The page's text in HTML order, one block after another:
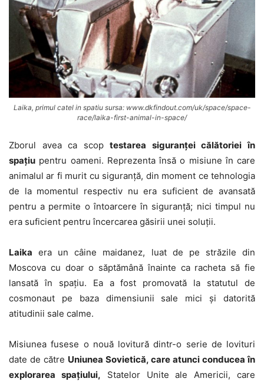
Laika, primul catel in spatiu sursa: www.dkfindout.com/uk/space/space-
race/laika-first-animal-in-space/
Zborul avea ca scoptestarea siguranței călătoriei în
spațiu pentru oameni. Reprezenta însă o misiune în care
animalul ar fi murit cu siguranță, din moment ce tehnologia
de la momentul respectiv nu era suficient de avansată
pentru a permite o întoarcere în siguranță; nici timpul nu
era suficient pentru încercarea găsirii unei soluții.
Laika era un câine maidanez, luat de pe străzile din
Moscova cu doar o săptămână înainte ca racheta să fie
lansată în spațiu. Ea a fost promovată la statutul de
cosmonaut pe baza dimensiunii sale mici și datorită
atitudinii sale calme.
Misiunea fusese o nouă lovitură dintr-o serie de lovituri
date de către Uniunea Sovietică, care atunci conducea în
explorarea spațiului, Statelor Unite ale Americii, care